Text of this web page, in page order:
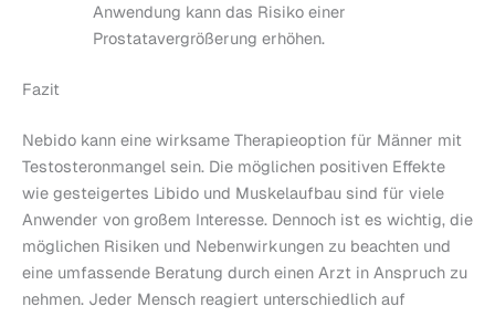
Anwendung kann das Risiko einer
Prostatavergrößerung erhöhen.
Fazit
Nebido kann eine wirksame Therapieoption für Männer mit
Testosteronmangel sein. Die möglichen positiven Effekte
wie gesteigertes Libido und Muskelaufbau sind für viele
Anwender von großem Interesse. Dennoch ist es wichtig, die
möglichen Risiken und Nebenwirkungen zu beachten und
eine umfassende Beratung durch einen Arzt in Anspruch zu
nehmen. Jeder Mensch reagiert unterschiedlich auf